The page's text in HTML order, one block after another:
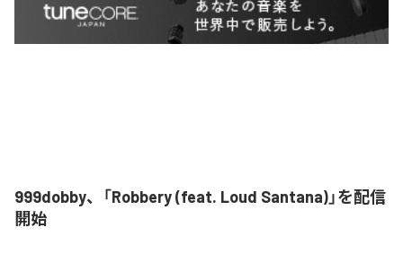
999dobby、「Robbery (feat. Loud Santana)」を配信
開始